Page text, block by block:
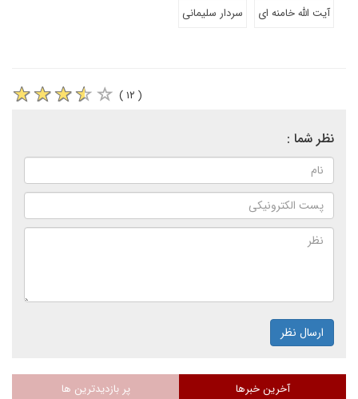
آیت الله خامنه ای
سردار سلیمانی
( ۱۲ )
نظر شما :
ارسال نظر
آخرین خبرها پر بازدیدترین ها